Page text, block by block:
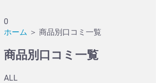
0
ホーム ＞ 商品別口コミ一覧
商品別口コミ一覧
ALL